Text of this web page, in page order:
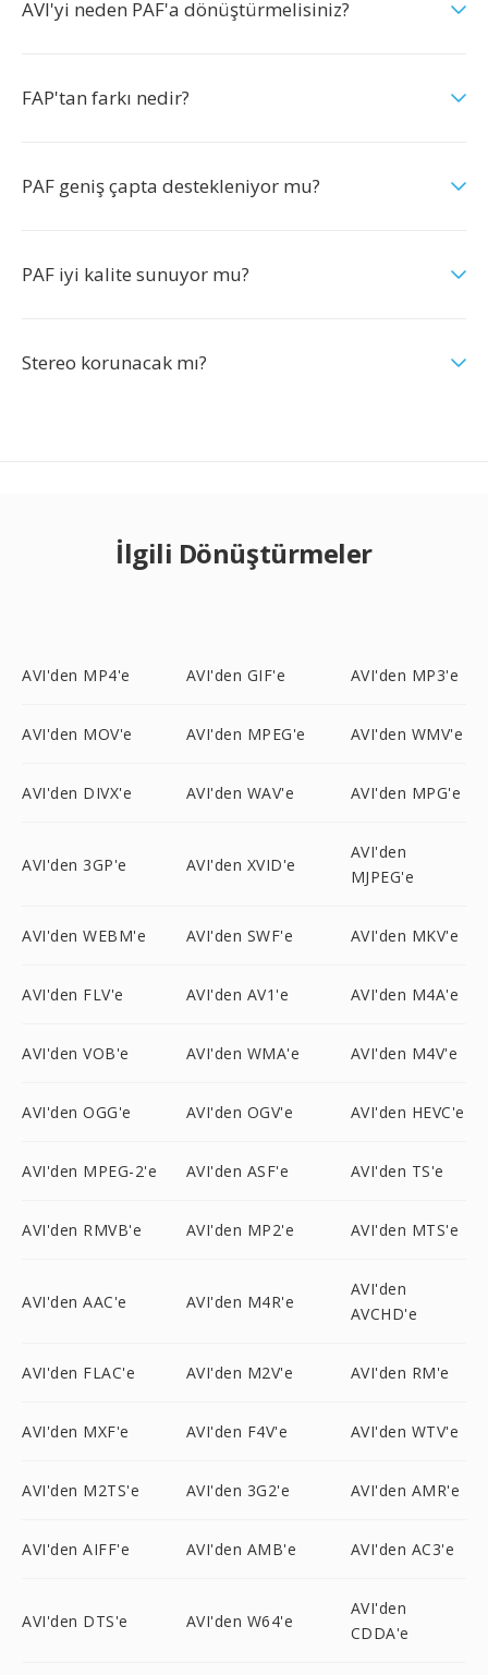
AVI'yi neden PAF'a dönüştürmelisiniz?
FAP'tan farkı nedir?
PAF geniş çapta destekleniyor mu?
PAF iyi kalite sunuyor mu?
Stereo korunacak mı?
İlgili Dönüştürmeler
AVI'den MP4'e AVI'den GIF'e AVI'den MP3'e
AVI'den MOV'e AVI'den MPEG'e AVI'den WMV'e
AVI'den DIVX'e AVI'den WAV'e AVI'den MPG'e
AVI'den 3GP'e AVI'den XVID'e
AVI'den
MJPEG'e
AVI'den WEBM'e AVI'den SWF'e AVI'den MKV'e
AVI'den FLV'e AVI'den AV1'e AVI'den M4A'e
AVI'den VOB'e AVI'den WMA'e AVI'den M4V'e
AVI'den OGG'e AVI'den OGV'e AVI'den HEVC'e
AVI'den MPEG-2'e AVI'den ASF'e AVI'den TS'e
AVI'den RMVB'e AVI'den MP2'e AVI'den MTS'e
AVI'den AAC'e AVI'den M4R'e
AVI'den
AVCHD'e
AVI'den FLAC'e AVI'den M2V'e AVI'den RM'e
AVI'den MXF'e AVI'den F4V'e AVI'den WTV'e
AVI'den M2TS'e AVI'den 3G2'e AVI'den AMR'e
AVI'den AIFF'e AVI'den AMB'e AVI'den AC3'e
AVI'den DTS'e AVI'den W64'e
AVI'den
CDDA'e